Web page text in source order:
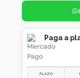
Paga a
PLAZO